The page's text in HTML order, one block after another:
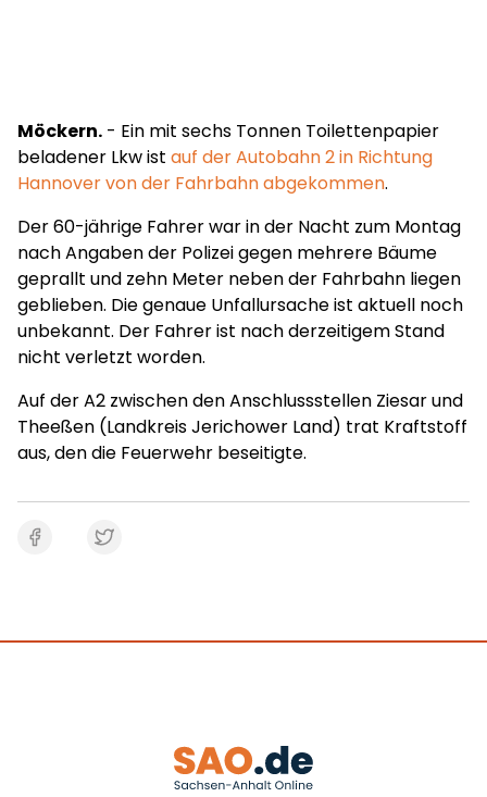
Möckern. - Ein mit sechs Tonnen Toilettenpapier
beladener Lkw ist auf der Autobahn 2 in Richtung
Hannover von der Fahrbahn abgekommen.
Der 60-jährige Fahrer war in der Nacht zum Montag
nach Angaben der Polizei gegen mehrere Bäume
geprallt und zehn Meter neben der Fahrbahn liegen
geblieben. Die genaue Unfallursache ist aktuell noch
unbekannt. Der Fahrer ist nach derzeitigem Stand
nicht verletzt worden.
Auf der A2 zwischen den Anschlussstellen Ziesar und
Theeßen (Landkreis Jerichower Land) trat Kraftstoff
aus, den die Feuerwehr beseitigte.